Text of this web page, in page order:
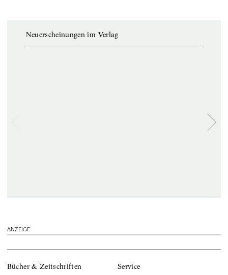
Neuerscheinungen im Verlag
ANZEIGE
Bücher & Zeitschriften Service